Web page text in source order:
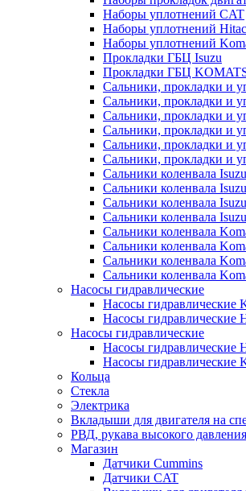
Наборы уплотнений CAT
Наборы уплотнений
Наборы уплотнений
Прокладки ГБЦ Isuzu
Прокладки ГБЦ
Сальники, прокладки и
Сальники, прокладки и
Сальники, прокладки и
Сальники, прокладки и
Сальники, прокладки и
Сальники, прокладки и
Сальники коленвала Isuzu
Сальники коленвала Isuzu
Сальники коленвала Isuzu
Сальники коленвала Isuzu
Сальники коленвала
Сальники коленвала
Сальники коленвала
Сальники коленвала
Насосы гидравлические
Насосы гидравлические
Насосы гидравлические
Насосы гидравлические
Насосы гидравлические
Насосы гидравлические
Кольца
Стекла
Электрика
Вкладыши для двигателя на
РВД, рукава высокого
Магазин
Датчики Cummins
Датчики CAT